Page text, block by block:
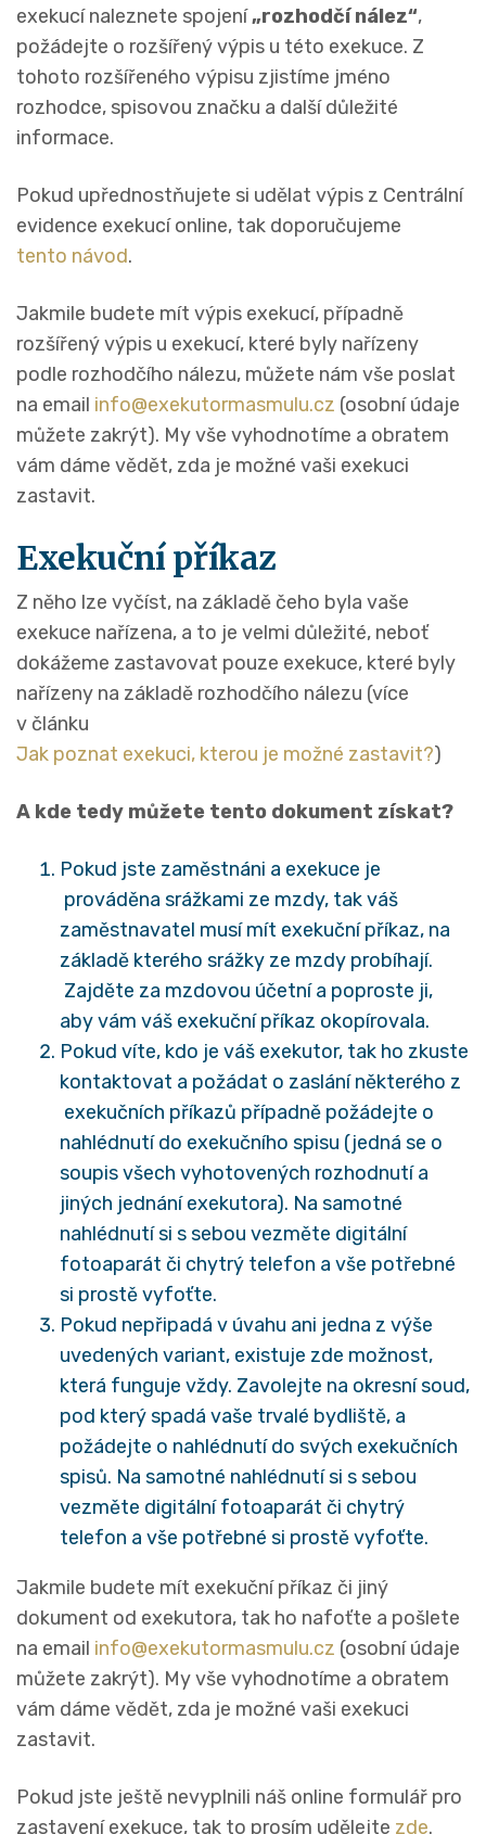
exekucí naleznete spojení„rozhodčí nález“,
požádejte o rozšířený výpis u této exekuce. Z
tohoto rozšířeného výpisu zjistíme jméno
rozhodce, spisovou značku a další důležité
informace.
Pokud upřednostňujete si udělat výpis z Centrální
evidence exekucí online, tak doporučujeme
tento návod.
Jakmile budete mít výpis exekucí, případně
rozšířený výpis u exekucí, které byly nařízeny
podle rozhodčího nálezu, můžete nám vše poslat
na email info@exekutormasmulu.cz (osobní údaje
můžete zakrýt). My vše vyhodnotíme a obratem
vám dáme vědět, zda je možné vaši exekuci
zastavit.
Exekuční příkaz
Z něho lze vyčíst, na základě čeho byla vaše
exekuce nařízena, a to je velmi důležité, neboť
dokážeme zastavovat pouze exekuce, které byly
nařízeny na základě rozhodčího nálezu (více
v článku
Jak poznat exekuci, kterou je možné zastavit?)
A kde tedy můžete tento dokument získat?
Pokud jste zaměstnáni a exekuce je
prováděna srážkami ze mzdy, tak váš
zaměstnavatel musí mít exekuční příkaz, na
základě kterého srážky ze mzdy probíhají.
Zajděte za mzdovou účetní a poproste ji,
aby vám váš exekuční příkaz okopírovala.
Pokud víte, kdo je váš exekutor, tak ho zkuste
kontaktovat a požádat o zaslání některého z
exekučních příkazů případně požádejte o
nahlédnutí do exekučního spisu (jedná se o
soupis všech vyhotovených rozhodnutí a
jiných jednání exekutora). Na samotné
nahlédnutí si s sebou vezměte digitální
fotoaparát či chytrý telefon a vše potřebné
si prostě vyfoťte.
Pokud nepřipadá v úvahu ani jedna z výše
uvedených variant, existuje zde možnost,
která funguje vždy. Zavolejte na okresní soud,
pod který spadá vaše trvalé bydliště, a
požádejte o nahlédnutí do svých exekučních
spisů. Na samotné nahlédnutí si s sebou
vezměte digitální fotoaparát či chytrý
telefon a vše potřebné si prostě vyfoťte.
Jakmile budete mít exekuční příkaz či jiný
dokument od exekutora, tak ho nafoťte a pošlete
na email info@exekutormasmulu.cz (osobní údaje
můžete zakrýt). My vše vyhodnotíme a obratem
vám dáme vědět, zda je možné vaši exekuci
zastavit.
Pokud jste ještě nevyplnili náš online formulář pro
zastavení exekuce, tak to prosím udělejte zde.